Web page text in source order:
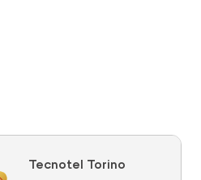
Tecnotel Torino